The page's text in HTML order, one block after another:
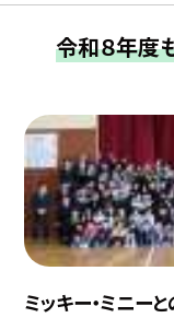
令和８年度
ミッキー・ミニー